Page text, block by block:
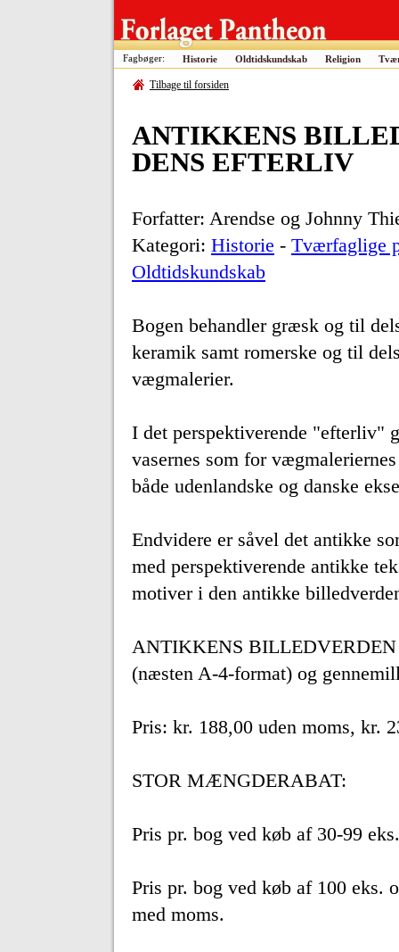
Fagbøger: Historie Oldtidskundskab Religion
Tilbage til forsiden
ANTIKKENS
DENS EFTERLIV
Forfatter: Arendse og Johnny
Kategori: Historie - Tværfaglige
Oldtidskundskab
Bogen behandler græsk og til
keramik samt romerske og til
vægmalerier.
I det perspektiverende "efterliv"
vasernes som for
både udenlandske og danske
Endvidere er såvel det antikke
med perspektiverende antikke
motiver i den antikke
ANTIKKENS BILLEDVERDEN
(næsten A-4-format) og
Pris: kr. 188,00 uden moms, kr.
STOR MÆNGDERABAT:
Pris pr. bog ved køb af 30-99
Pris pr. bog ved køb af 100 eks.
med moms.